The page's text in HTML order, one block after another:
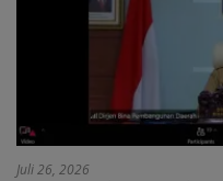
Juli 26, 2026